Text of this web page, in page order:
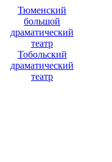
Тюменский
большой
драматический
театр
Тобольский
драматический
театр